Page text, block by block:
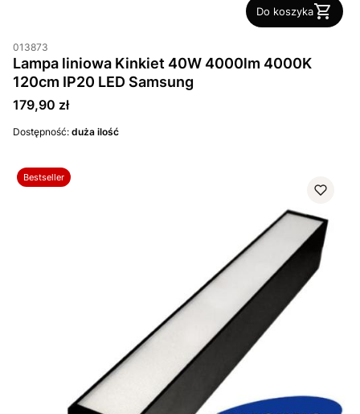
Do koszyka
013873
Lampa liniowa Kinkiet 40W 4000lm 4000K
120cm IP20 LED Samsung
Cena
179,90 zł
Dostępność: duża ilość
Bestseller